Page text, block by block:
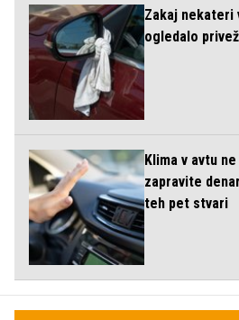
Zakaj nekateri
ogledalo
Klima v avtu
zapravite
teh pet stvari